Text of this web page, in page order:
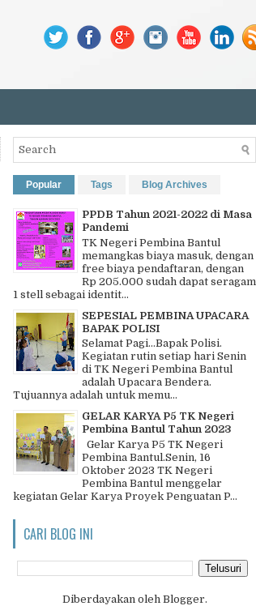
Popular Tags Blog Archives
PPDB Tahun 2021-2022 di Masa
Pandemi
TK Negeri Pembina Bantul
memangkas biaya masuk, dengan
free biaya pendaftaran, dengan
Rp 205.000 sudah dapat seragam
1 stell sebagai identit...
SEPESIAL PEMBINA UPACARA
BAPAK POLISI
Selamat Pagi…Bapak Polisi.
Kegiatan rutin setiap hari Senin
di TK Negeri Pembina Bantul
adalah Upacara Bendera.
Tujuannya adalah untuk memu...
GELAR KARYA P5 TK Negeri
Pembina Bantul Tahun 2023
Gelar Karya P5 TK Negeri
Pembina Bantul.Senin, 16
Oktober 2023 TK Negeri
Pembina Bantul menggelar
kegiatan Gelar Karya Proyek Penguatan P...
CARI BLOG INI
Diberdayakan oleh Blogger.